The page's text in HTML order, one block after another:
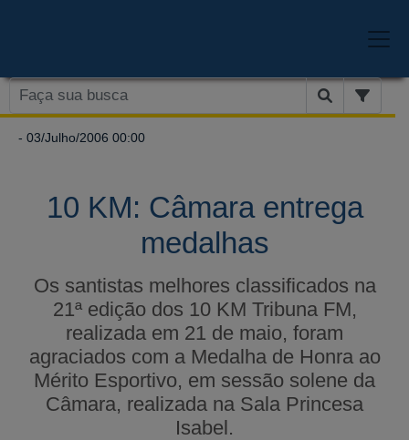
- 03/Julho/2006 00:00
10 KM: Câmara entrega
medalhas
Os santistas melhores classificados na
21ª edição dos 10 KM Tribuna FM,
realizada em 21 de maio, foram
agraciados com a Medalha de Honra ao
Mérito Esportivo, em sessão solene da
Câmara, realizada na Sala Princesa
Isabel.